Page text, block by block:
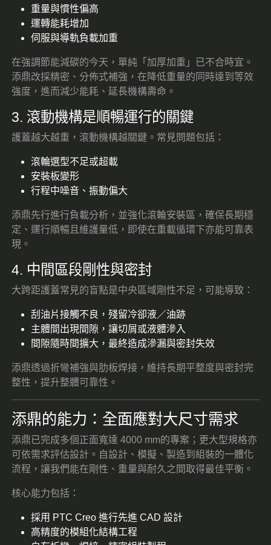
重量與慣性偏高
運轉能耗增加
伺服與導軌負載加重
在強調節能減碳的今天，單純「加厚加重」已不合時宜。
添鼎改採精密、分佈式補強，在降低重量的同時達到等效
強度，進而減少能耗、延長機構壽命。
3. 滾動機構是順暢運行的關鍵
護蓋越大越重，滾動機構越關鍵。常見問題包括：
滾輪選型不足或超載
安裝板變形
行程中噪音、振動偏大
添鼎先行進行負載分析，並強化滾輪安裝區，確保長期穩
定、運行順暢且維護量低，即使在重載循環下亦能可靠表
現。
4. 中間區段剛性與密封
大跨距護蓋常見的盲點是中央區域剛性不足，可能導致：
刮油片接觸不良，殘留冷卻液／油跡
主體間出現間隙，讓切屑或液體滲入
間隙隨時間擴大，最終造成滲漏與密封失效
添鼎透過折彎補強與肋板焊接，維持長期平整度與密封完
整性，提升整體可靠性。
添鼎的能力：全面應對大尺寸需求
添鼎已完成多個正面寬達 4000 mm的專案；更大型規格亦
可依需求評估設計。自設計、模擬、製造到組裝的一體化
流程，讓我們能在剛性、重量與耐久之間取得最佳平衡。
核心能力包括：
採用 PTC Creo 進行先進 CAD 設計
高精度的模組化結構工程